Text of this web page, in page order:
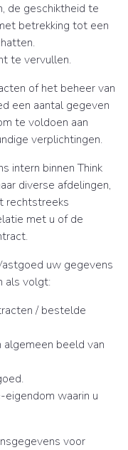
de geschiktheid te
betrekking tot een
te vervullen.
of het beheer van
een aantal gegeven
te voldoen aan
verplichtingen.
intern binnen Think
diverse afdelingen,
rechtstreeks
met u of de
uw gegevens
als volgt:
/ bestelde
algemeen beeld van
waarin u
voor